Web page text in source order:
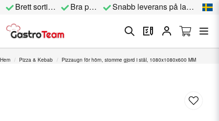
Brett sortiment Bra priser Snabb leverans på lagervara
Hem Pizza & Kebab Pizzaugn för hörn, stomme gjord i stål, 1080x1080x600 MM